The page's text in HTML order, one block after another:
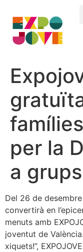
per la
a grups
Del 26 de
convertirà en
menuts amb
joventut de
xiquets!”,